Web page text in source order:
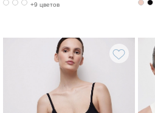
+9 цветов